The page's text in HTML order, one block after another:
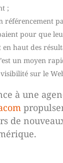
;
référencement
pour que
en haut des
un moyen
sur le
à une
de